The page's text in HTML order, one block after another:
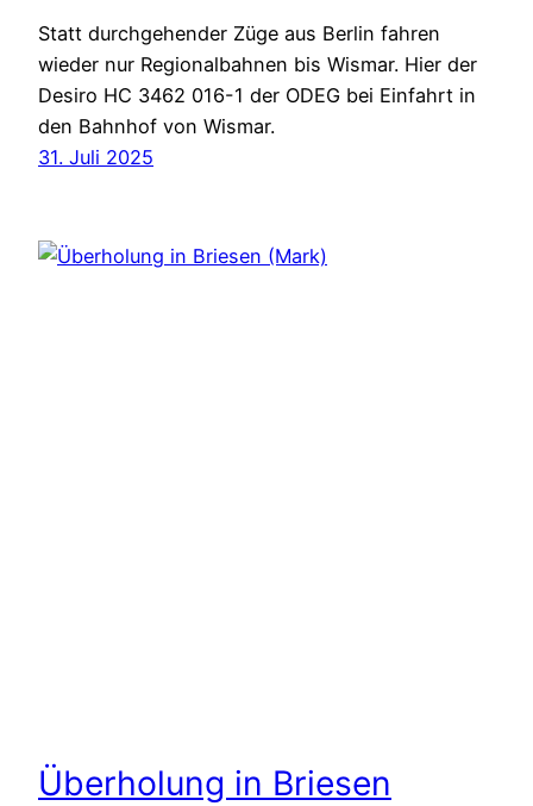
Statt durchgehender Züge aus Berlin fahren
wieder nur Regionalbahnen bis Wismar. Hier der
Desiro HC 3462 016-1 der ODEG bei Einfahrt in
den Bahnhof von Wismar.
31. Juli 2025
Überholung in Briesen